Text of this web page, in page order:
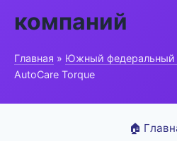
компаний
Главная » Южный федеральный
AutoCare Torque
🏠